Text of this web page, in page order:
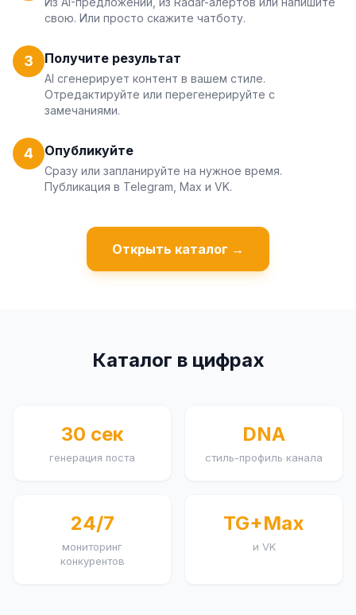
свою. Или просто скажите чатботу.
3 Получите результат
AI сгенерирует контент в вашем стиле.
Отредактируйте или перегенерируйте с
замечаниями.
4 Опубликуйте
Сразу или запланируйте на нужное время.
Публикация в Telegram, Max и VK.
Открыть каталог →
Каталог в цифрах
30 сек
генерация поста
DNA
стиль-профиль канала
24/7
мониторинг
конкурентов
TG+Max
и VK